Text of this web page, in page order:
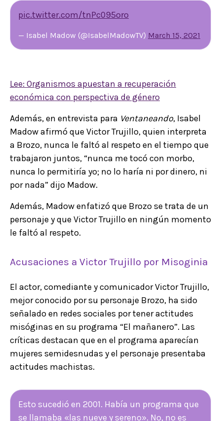
pic.twitter.com/tnPc095oro
— Isabel Madow (@IsabelMadowTV) March 15, 2021
Lee: Organismos apuestan a recuperación
económica con perspectiva de género
Además, en entrevista para Ventaneando, Isabel
Madow afirmó que Victor Trujillo, quien interpreta
a Brozo, nunca le faltó al respeto en el tiempo que
trabajaron juntos, “nunca me tocó con morbo,
nunca lo permitiría yo; no lo haría ni por dinero, ni
por nada” dijo Madow.
Además, Madow enfatizó que Brozo se trata de un
personaje y que Victor Trujillo en ningún momento
le faltó al respeto.
Acusaciones a Victor Trujillo por Misoginia
El actor, comediante y comunicador Victor Trujillo,
mejor conocido por su personaje Brozo, ha sido
señalado en redes sociales por tener actitudes
misóginas en su programa “El mañanero”. Las
críticas destacan que en el programa aparecían
mujeres semidesnudas y el personaje presentaba
actitudes machistas.
Esto sucedió en 2001. Había un programa que
se llamaba «las nueve y sereno». No, no es